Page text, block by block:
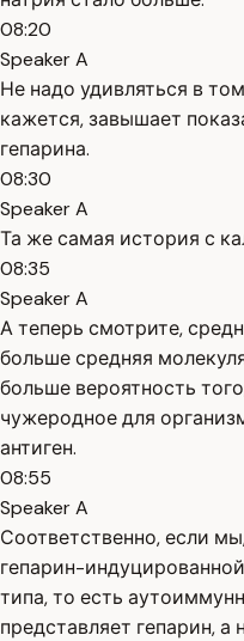
08:20
Speaker A
Не надо удивляться в
кажется, завышает
гепарина.
08:30
Speaker A
Та же самая история с
08:35
Speaker A
А теперь смотрите,
больше средняя
больше вероятность
чужеродное для
антиген.
08:55
Speaker A
Соответственно, если
гепарин-
типа, то есть
представляет гепарин,